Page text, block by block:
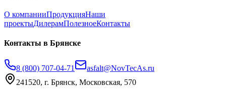
О компанииПродукцияНаши
проектыДилерамПолезноеКонтакты
Контакты в Брянске
8 (800) 707-04-71
asfalt@NovTecAs.ru
241520, г. Брянск, Московская, 570